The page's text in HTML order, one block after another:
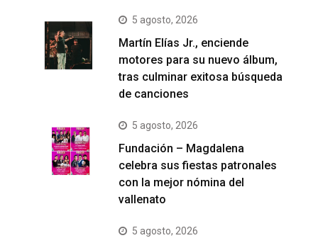
5 agosto, 2026
Martín Elías Jr., enciende
motores para su nuevo álbum,
tras culminar exitosa búsqueda
de canciones
5 agosto, 2026
Fundación – Magdalena
celebra sus fiestas patronales
con la mejor nómina del
vallenato
5 agosto, 2026